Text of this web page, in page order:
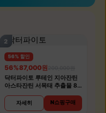
2
56% 할인
56%87,000원
닥터파이토 루테인 지아잔틴
아스타잔틴 서목태 추출물 8
자세히 N쇼핑구매